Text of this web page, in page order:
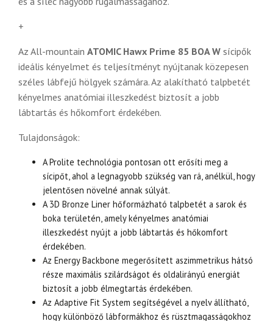
+
Az All-mountain ATOMIC Hawx Prime 85 BOA W sícipők
ideális kényelmet és teljesítményt nyújtanak közepesen
széles lábfejű hölgyek számára. Az alakítható talpbetét
kényelmes anatómiai illeszkedést biztosít a jobb
lábtartás és hőkomfort érdekében.
Tulajdonságok:
A Prolite technológia pontosan ott erősíti meg a
sícipőt, ahol a legnagyobb szükség van rá, anélkül, hogy
jelentősen növelné annak súlyát.
A 3D Bronze Liner hőformázható talpbetét a sarok és
boka területén, amely kényelmes anatómiai
illeszkedést nyújt a jobb lábtartás és hőkomfort
érdekében.
Az Energy Backbone megerősített aszimmetrikus hátsó
része maximális szilárdságot és oldalirányú energiát
biztosít a jobb élmegtartás érdekében.
Az Adaptive Fit System segítségével a nyelv állítható,
hogy különböző lábformákhoz és rüsztmagasságokhoz